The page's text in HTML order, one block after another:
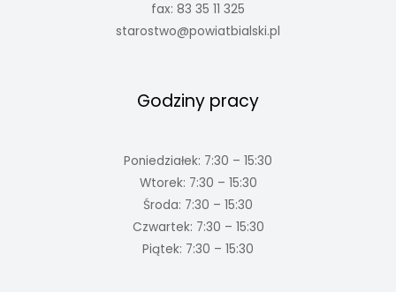
fax: 83 35 11 325
starostwo@powiatbialski.pl
Godziny pracy
Poniedziałek: 7:30 – 15:30
Wtorek: 7:30 – 15:30
Środa: 7:30 – 15:30
Czwartek: 7:30 – 15:30
Piątek: 7:30 – 15:30